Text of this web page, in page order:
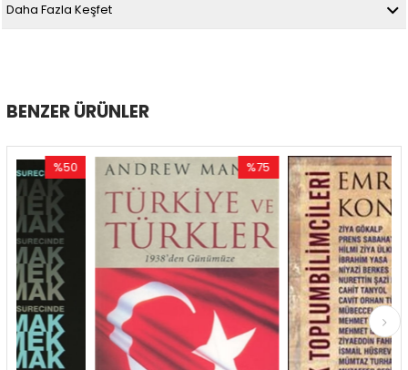
Daha Fazla Keşfet
BENZER ÜRÜNLER
%75
İndirim
%75İndirim
%50